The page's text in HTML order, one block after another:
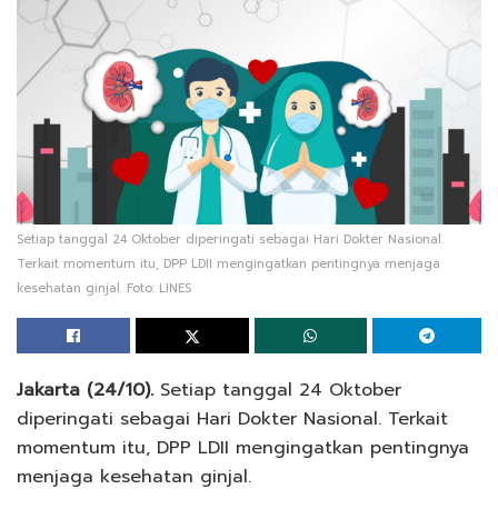
Setiap tanggal 24 Oktober diperingati sebagai Hari Dokter Nasional.
Terkait momentum itu, DPP LDII mengingatkan pentingnya menjaga
kesehatan ginjal. Foto: LINES
Jakarta (24/10).Setiap tanggal 24 Oktober
diperingati sebagai Hari Dokter Nasional. Terkait
momentum itu, DPP LDII mengingatkan pentingnya
menjaga kesehatan ginjal.